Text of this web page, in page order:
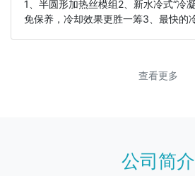
1、半圆形加热丝模组2、新水冷式“冷
免保养，冷却效果更胜一筹3、最快的冷
查看更多
公司简介